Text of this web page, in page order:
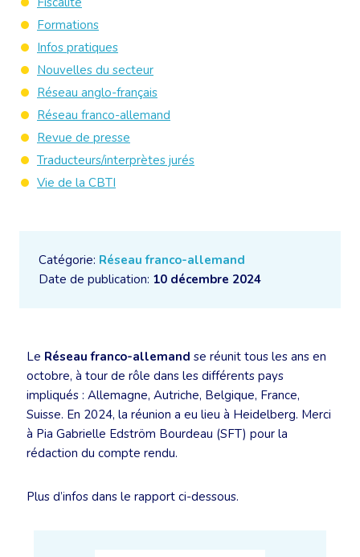
Catégorie: Réseau franco-allemand
Date de publication: 10 décembre 2024
Le Réseau franco-allemand se réunit tous les ans en
octobre, à tour de rôle dans les différents pays
impliqués : Allemagne, Autriche, Belgique, France,
Suisse. En 2024, la réunion a eu lieu à Heidelberg. Merci
à Pia Gabrielle Edström Bourdeau (SFT) pour la
rédaction du compte rendu.
Plus d’infos dans le rapport ci-dessous.
Formations
Infos pratiques
Nouvelles du secteur
Réseau anglo-français
Réseau franco-allemand
Revue de presse
Traducteurs/interprètes jurés
Vie de la CBTI